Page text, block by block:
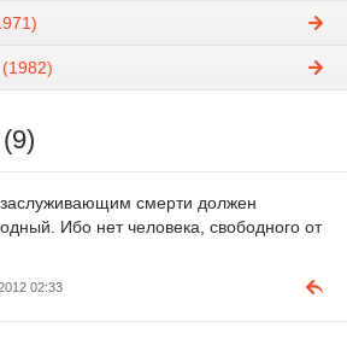
смерти должен
Ибо нет человека, свободного от
02:33